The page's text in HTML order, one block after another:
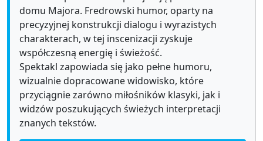
domu Majora. Fredrowski humor, oparty na
precyzyjnej konstrukcji dialogu i wyrazistych
charakterach, w tej inscenizacji zyskuje
współczesną energię i świeżość.
Spektakl zapowiada się jako pełne humoru,
wizualnie dopracowane widowisko, które
przyciągnie zarówno miłośników klasyki, jak i
widzów poszukujących świeżych interpretacji
znanych tekstów.